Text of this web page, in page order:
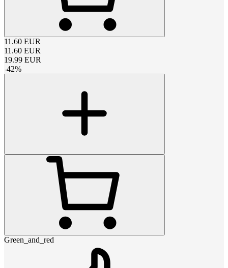
11.60 EUR
11.60 EUR
19.99 EUR
-42%
Green_and_red